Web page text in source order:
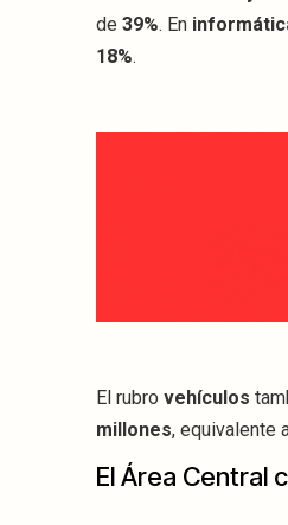
de 39%. En
18%.
El rubro vehículos
millones, equivalente
El Área Central